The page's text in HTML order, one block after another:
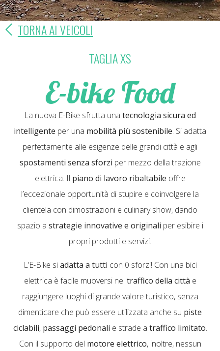
TORNA AI VEICOLI
TAGLIA XS
E-bike Food
La nuova E-Bike sfrutta una tecnologia sicura ed
intelligente per una mobilità più sostenibile. Si adatta
perfettamente alle esigenze delle grandi città e agli
spostamenti senza sforzi per mezzo della trazione
elettrica. Il piano di lavoro ribaltabile offre
l’eccezionale opportunità di stupire e coinvolgere la
clientela con dimostrazioni e culinary show, dando
spazio a strategie innovative e originali per esibire i
propri prodotti e servizi.
L’E-Bike siadatta a tutti con 0 sforzi! Con una bici
elettrica è facile muoversi nel traffico della città e
raggiungere luoghi di grande valore turistico, senza
dimenticare che può essere utilizzata anche su piste
ciclabili, passaggi pedonali e strade a traffico limitato.
Con il supporto del motore elettrico, inoltre, nessun